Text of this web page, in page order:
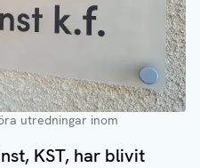
utredningar inom
KST, har blivit